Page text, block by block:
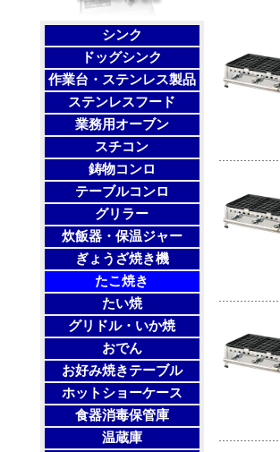
シンク
ドッグシンク
作業台・ステンレス製品
ステンレスフード
業務用オーブン
スチコン
鋳物コンロ
テーブルコンロ
グリラー
炊飯器・保温ジャー
ぎょうざ焼き機
たこ焼き
たい焼
グリドル・いか焼
おでん
お好み焼きテーブル
ホットショーケース
食器消毒保管庫
温蔵庫